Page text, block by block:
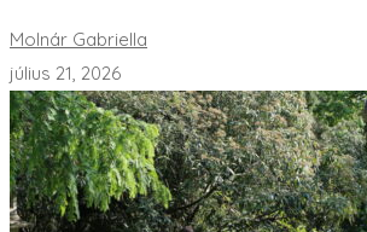
Molnár Gabriella
július 21, 2026